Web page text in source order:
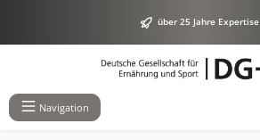
über 25 Jahre Expertise
Navigation